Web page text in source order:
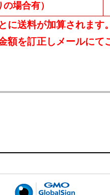
場合有）
に送料が加算されます
額を訂正しメールにて